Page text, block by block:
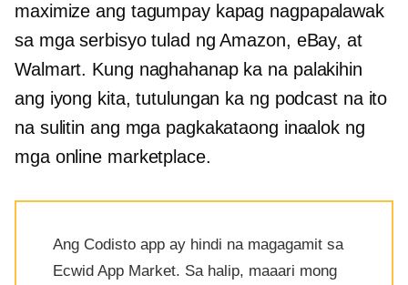
maximize ang tagumpay kapag nagpapalawak
sa mga serbisyo tulad ng Amazon, eBay, at
Walmart. Kung naghahanap ka na palakihin
ang iyong kita, tutulungan ka ng podcast na ito
na sulitin ang mga pagkakataong inaalok ng
mga online marketplace.
Ang Codisto app ay hindi na magagamit sa
Ecwid App Market. Sa halip, maaari mong